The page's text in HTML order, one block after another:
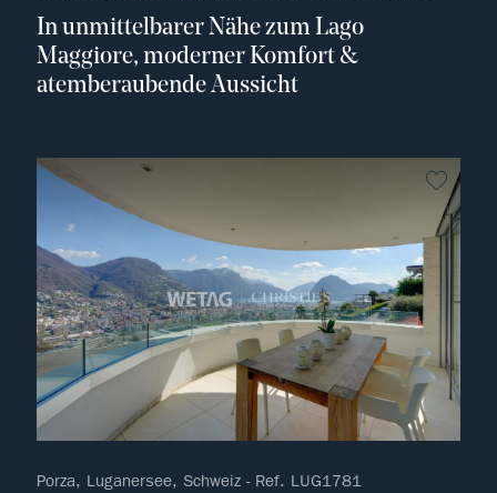
In unmittelbarer Nähe zum Lago
Maggiore, moderner Komfort &
atemberaubende Aussicht
kein
Porza, Luganersee, Schweiz - Ref. LUG1781